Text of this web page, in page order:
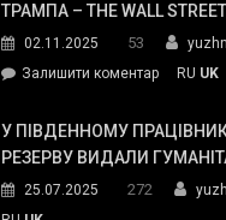
ТРАМПА – THE WALL
02.11.2025 53
Залишити коментарon
симпатії
Трампа
RU UK
У ПІВДЕННОМУ
РЕЗЕРВУ ВИДАЛИ
25.07.2025 272